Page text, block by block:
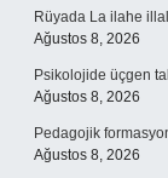
Rüyada La ilahe
Ağustos 8, 2026
Psikolojide üçgen
Ağustos 8, 2026
Pedagojik
Ağustos 8, 2026